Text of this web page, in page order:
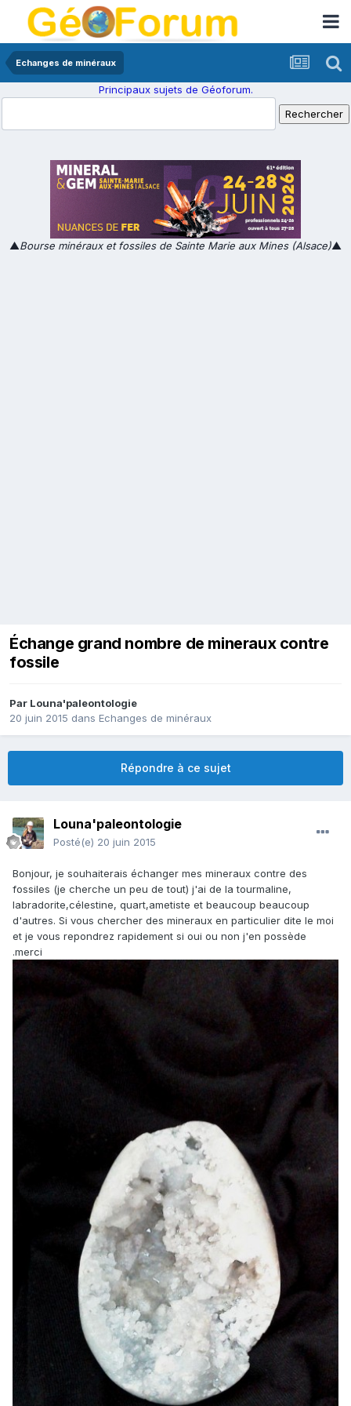
Echanges de minéraux
Principaux sujets de Géoforum.
▲Bourse minéraux et fossiles de Sainte Marie aux Mines (Alsace)▲
Échange grand nombre de mineraux contre
fossile
Par Louna'paleontologie
20 juin 2015 dans Echanges de minéraux
Répondre à ce sujet
Louna'paleontologie
Posté(e) 20 juin 2015
Bonjour, je souhaiterais échanger mes mineraux contre des
fossiles (je cherche un peu de tout) j'ai de la tourmaline,
labradorite,célestine, quart,ametiste et beaucoup beaucoup
d'autres. Si vous chercher des mineraux en particulier dite le moi
et je vous repondrez rapidement si oui ou non j'en possède
.merci